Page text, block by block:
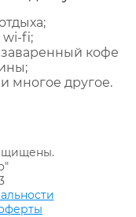
wi-fi;
кофе
многое другое.